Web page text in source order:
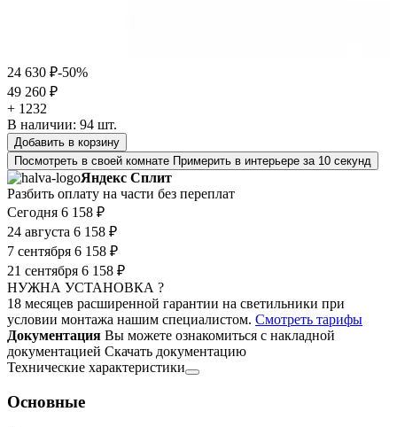
24 630 ₽-50%
49 260 ₽
+ 1232
В наличии: 94 шт.
Добавить в корзину
Посмотреть в своей комнате Примерить в интерьере за 10 секунд
Яндекс Сплит
Разбить оплату на части без переплат
Сегодня 6 158 ₽
24 августа 6 158 ₽
7 сентября 6 158 ₽
21 сентября 6 158 ₽
НУЖНА УСТАНОВКА ?
18 месяцев расширенной гарантии на светильники при
условии монтажа нашим специалистом. Смотреть тарифы
Документация Вы можете ознакомиться с накладной
документацией Скачать документацию
Технические характеристики
Основные